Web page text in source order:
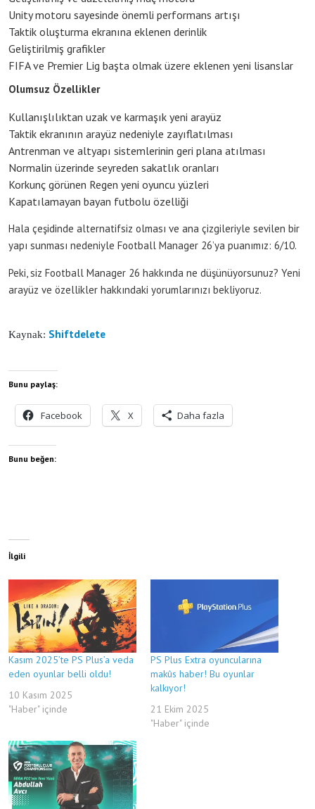
Unity motoru sayesinde önemli performans artışı
Taktik oluşturma ekranına eklenen derinlik
Geliştirilmiş grafikler
FIFA ve Premier Lig başta olmak üzere eklenen yeni lisanslar
Olumsuz Özellikler
Kullanışlılıktan uzak ve karmaşık yeni arayüz
Taktik ekranının arayüz nedeniyle zayıflatılması
Antrenman ve altyapı sistemlerinin geri plana atılması
Normalin üzerinde seyreden sakatlık oranları
Korkunç görünen Regen yeni oyuncu yüzleri
Kapatılamayan bayan futbolu özelliği
Hala çeşidinde alternatifsiz olması ve ana çizgileriyle sevilen bir
yapı sunması nedeniyle Football Manager 26’ya puanımız: 6/10.
Peki, siz Football Manager 26 hakkında ne düşünüyorsunuz? Yeni
arayüz ve özellikler hakkındaki yorumlarınızı bekliyoruz.
Kaynak: Shiftdelete
Bunu paylaş:
Facebook X Daha fazla
Bunu beğen:
İlgili
Kasım 2025’te PS Plus’a veda
eden oyunlar belli oldu!
10 Kasım 2025
"Haber" içinde
PS Plus Extra oyuncularına
makûs haber! Bu oyunlar
kalkıyor!
21 Ekim 2025
"Haber" içinde